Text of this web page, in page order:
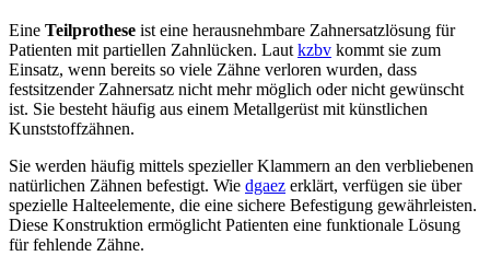
Eine Teilprothese ist eine herausnehmbare Zahnersatzlösung für
Patienten mit partiellen Zahnlücken. Laut kzbv kommt sie zum
Einsatz, wenn bereits so viele Zähne verloren wurden, dass
festsitzender Zahnersatz nicht mehr möglich oder nicht gewünscht
ist. Sie besteht häufig aus einem Metallgerüst mit künstlichen
Kunststoffzähnen.
Sie werden häufig mittels spezieller Klammern an den verbliebenen
natürlichen Zähnen befestigt. Wie dgaez erklärt, verfügen sie über
spezielle Halteelemente, die eine sichere Befestigung gewährleisten.
Diese Konstruktion ermöglicht Patienten eine funktionale Lösung
für fehlende Zähne.